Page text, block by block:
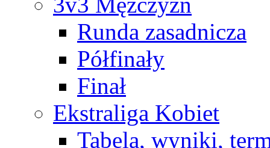
Runda zasadnicza
Półfinały
Finał
Ekstraliga Kobiet
Tabela, wyniki,